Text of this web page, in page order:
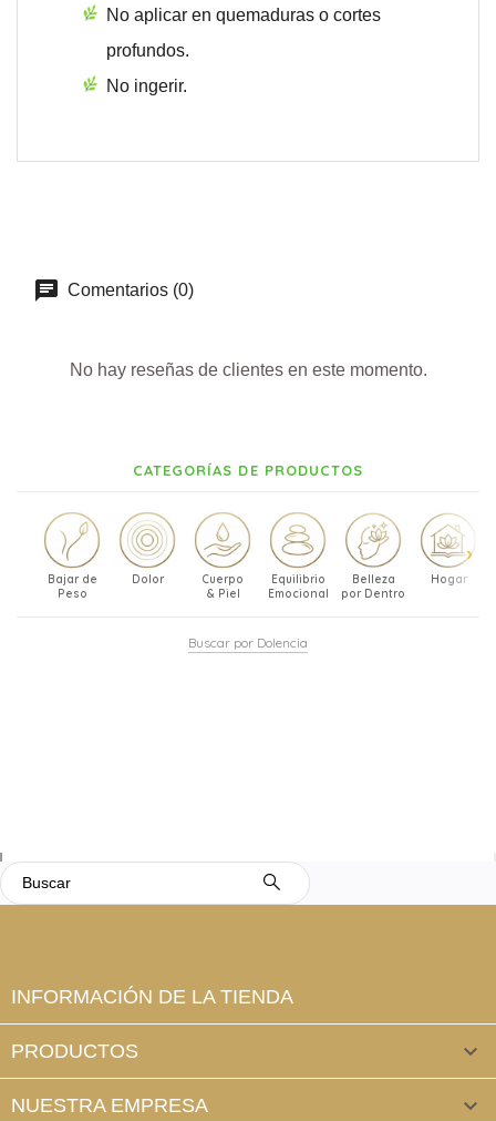
No aplicar en quemaduras o cortes
profundos.
No ingerir.
Comentarios (0)
No hay reseñas de clientes en este momento.
CATEGORÍAS DE PRODUCTOS
Bajar de
Peso
Dolor
Cuerpo
& Piel
Equilibrio
Emocional
Belleza
por Dentro
Hogar
Buscar por Dolencia
INFORMACIÓN DE LA TIENDA
PRODUCTOS 
NUESTRA EMPRESA 